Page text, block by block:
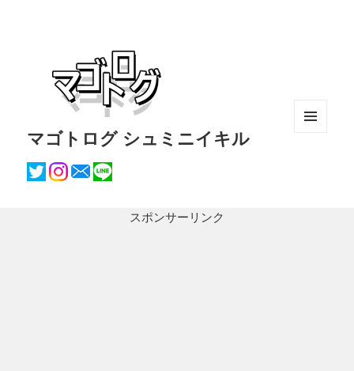
マゴトログ シュミニイキル
スポンサーリンク